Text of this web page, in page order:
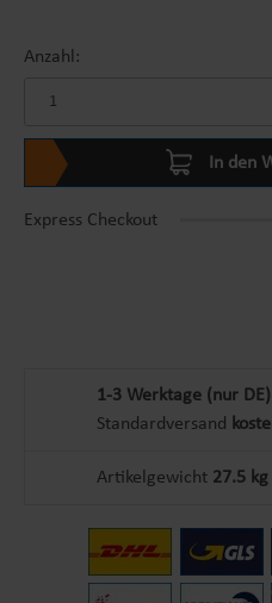
Anzahl:
In den
Express Checkout
1-3 Werktage (nur DE)
Standardversand
Artikelgewicht 27.5 kg